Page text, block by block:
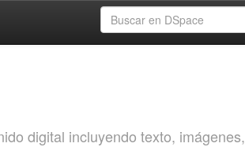
digital incluyendo texto, imágenes,